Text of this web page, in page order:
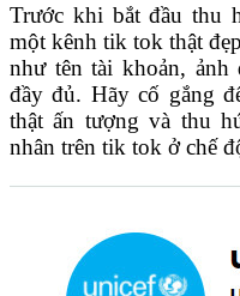
Trước khi bắt đầu thu
một kênh tik tok thật
như tên tài khoản, ảnh
đầy đủ. Hãy cố gắng
thật ấn tượng và thu
nhân trên tik tok ở chế